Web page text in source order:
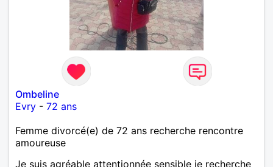
Ombeline
Evry - 72 ans
Femme divorcé(e) de 72 ans recherche rencontre
amoureuse
Je suis agréable attentionnée sensible je recherche